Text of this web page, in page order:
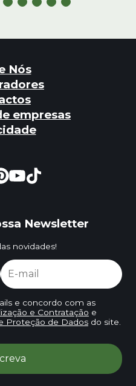
Nós
empresas
Newsletter
novidades!
e concordo com as
e Contratação e
Proteção de Dadosdo site.